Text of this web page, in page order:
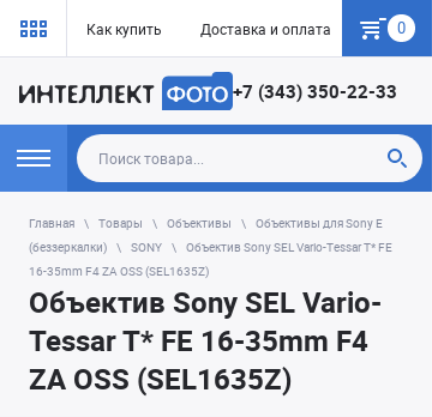
Как купить Доставка и оплата Гарантия
0
+7 (343) 350-22-33
Главная Товары Объективы
Объективы для Sony E
(беззеркалки)
SONY
Объектив Sony SEL Vario-Tessar T* FE
16-35mm F4 ZA OSS (SEL1635Z)
Объектив Sony SEL Vario-
Tessar T* FE 16-35mm F4
ZA OSS (SEL1635Z)